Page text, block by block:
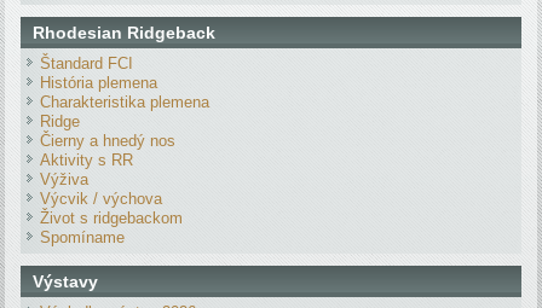
Rhodesian Ridgeback
Štandard FCI
História plemena
Charakteristika plemena
Ridge
Čierny a hnedý nos
Aktivity s RR
Výživa
Výcvik / výchova
Život s ridgebackom
Spomíname
Výstavy